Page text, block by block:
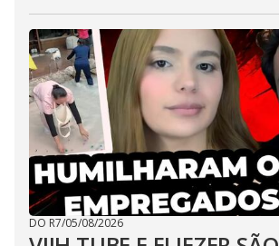
DO R7/05/08/2026